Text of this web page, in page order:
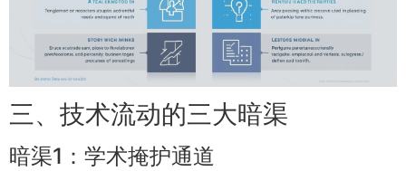
三、技术流动的三大暗渠
暗渠1：学术掩护通道